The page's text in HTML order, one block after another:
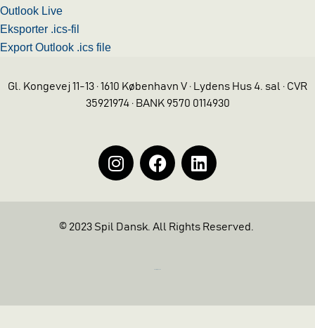
Outlook Live
Eksporter .ics-fil
Export Outlook .ics file
Gl. Kongevej 11-13 · 1610 København V · Lydens Hus 4. sal · CVR
35921974 · BANK 9570 0114930
© 2023 Spil Dansk. All Rights Reserved.